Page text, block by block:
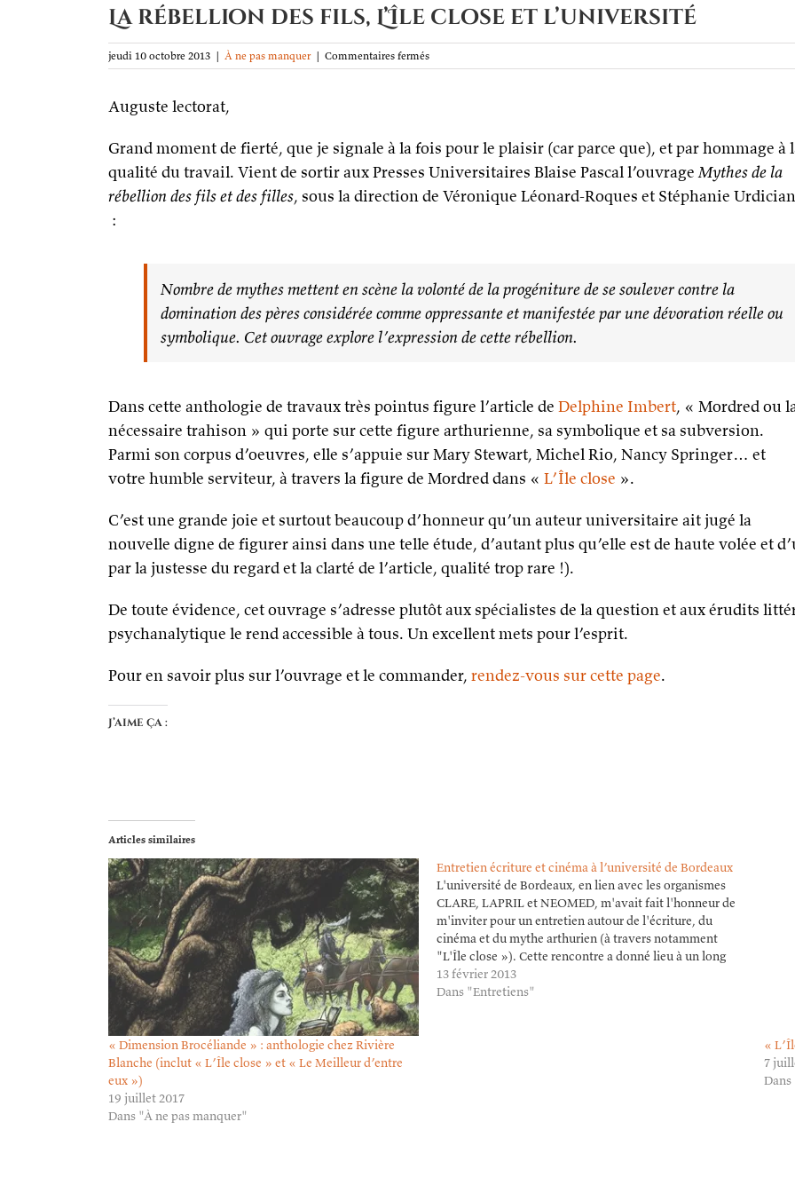
La rébellion des fils, L’Île close et l’université
jeudi 10 octobre 2013 | À ne pas manquer | Commentaires ferméssur
La
close
et
Auguste lectorat,
Grand moment de fierté, que je signale à la fois pour le plaisir (car parce que), et par hommage à
qualité du travail. Vient de sortir aux Presses Universitaires Blaise Pascal l’ouvrageMythes de la
rébellion des fils et des filles, sous la direction de Véronique Léonard-Roques et Stéphanie Urdician
:
Nombre de mythes mettent en scène la volonté de la progéniture de se soulever contre la
domination des pères considérée comme oppressante et manifestée par une dévoration réelle ou
symbolique. Cet ouvrage explore l’expression de cette rébellion.
Dans cette anthologie de travaux très pointus figure l’article de Delphine Imbert, « Mordred ou
nécessaire trahison » qui porte sur cette figure arthurienne, sa symbolique et sa subversion.
Parmi son corpus d’oeuvres, elle s’appuie sur Mary Stewart, Michel Rio, Nancy Springer… et
votre humble serviteur, à travers la figure de Mordred dans « L’Île close ».
C’est une grande joie et surtout beaucoup d’honneur qu’un auteur universitaire ait jugé la
nouvelle digne de figurer ainsi dans une telle étude, d’autant plus qu’elle est de haute volée et
par la justesse du regard et la clarté de l’article, qualité trop rare !).
De toute évidence, cet ouvrage s’adresse plutôt aux spécialistes de la question et aux érudits
psychanalytique le rend accessible à tous. Un excellent mets pour l’esprit.
Pour en savoir plus sur l’ouvrage et le commander, rendez-vous sur cette page.
J’aime ça :
Articles similaires
« Dimension Brocéliande » : anthologie chez Rivière
Blanche (inclut « L’Île close » et « Le Meilleur d’entre
eux »)
19 juillet 2017
Dans "À ne pas manquer"
Entretien écriture et cinéma à l’université de Bordeaux
L'université de Bordeaux, en lien avec les organismes
CLARE, LAPRIL et NEOMED, m'avait fait l'honneur de
m'inviter pour un entretien autour de l'écriture, du
cinéma et du mythe arthurien (à travers notamment
"L'Île close »). Cette rencontre a donné lieu à un long
débat filmé par l'université, que voici maintenant…
13 février 2013
Dans "Entretiens"
«
7